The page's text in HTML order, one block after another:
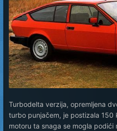
Turbodelta verzija, opremljena
turbo punjačem, je postizala 150
motoru ta snaga se mogla